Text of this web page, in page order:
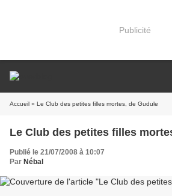
Publicité
Accueil » Le Club des petites filles mortes, de Gudule
Le Club des petites filles
Publié le 21/07/2008 à 10:07
Par Nébal